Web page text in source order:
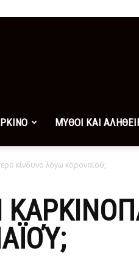
ΜΥΘΟΙ ΚΑΙ
κίνδυνο λόγω κοροναϊού;